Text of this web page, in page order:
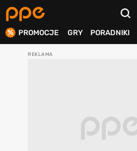
PROMOCJE GRY PORADNIKI